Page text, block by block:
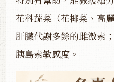
花科蔬菜（花椰菜、高
肝臟代謝多餘的雌激素
胰島素敏感度。